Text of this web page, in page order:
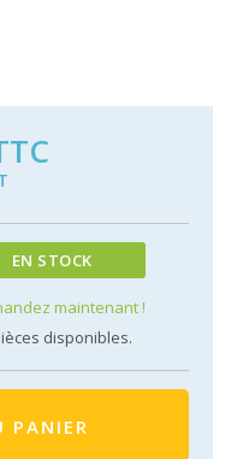
EN STOCK
maintenant !
disponibles.
PANIER